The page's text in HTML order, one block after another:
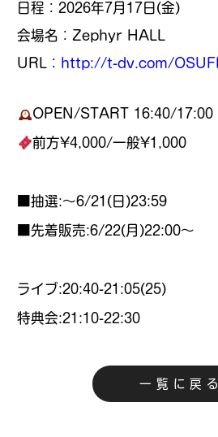
日程：2026年7月17日(金)
会場名：Zephyr HALL
URL： http://t-dv.com/
OPEN/START 16:40/17:00
前方¥4,000/一般¥1,000
■抽選:〜6/21(日)23:59
■先着販売:6/22(月)22:00〜
ライブ:20:40-21:05(25)
特典会:21:10-22:30
一覧に戻る